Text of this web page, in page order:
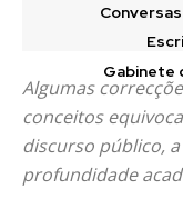
Gabinete
Algumas
conceitos
discurso público,
profundidade